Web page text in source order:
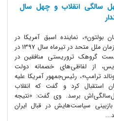
سالگی انقلاب و چهل سال
بولتون»، نماینده اسبق آمریکا در
سازمان ملل متحد در تیرماه سال 1397 در
گروهک تروریستی منافقین در
از لفاظی‌‌های خصمانه دولت
ترامپ»، رئیس‌جمهور آمریکا علیه
استقبال کرد و گفت که انقلاب
برسد. وی گفت: «نتیجه
سیاست‌هایش در قبال ایران